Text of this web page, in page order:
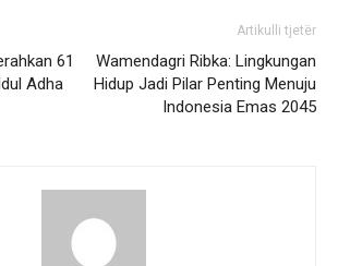
61
Adha
Artikulli tjetër
Wamendagri Ribka: Lingkungan
Hidup Jadi Pilar Penting Menuju
Indonesia Emas 2045